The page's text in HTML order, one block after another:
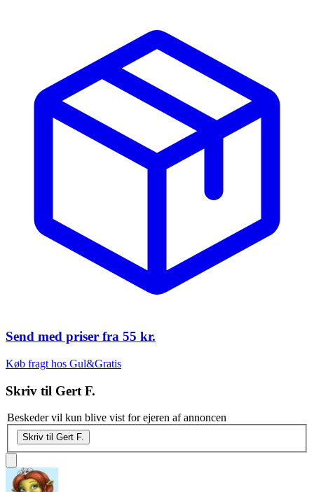
Send med priser fra 55 kr.
Køb fragt hos Gul&Gratis
Skriv til Gert F.
Beskeder vil kun blive vist for ejeren af annoncen
Skriv til Gert F.